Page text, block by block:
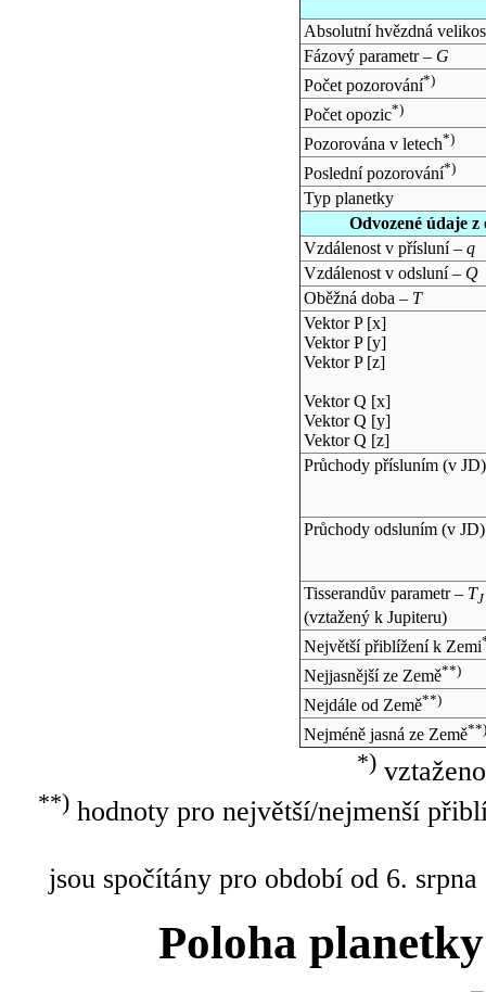
Absolutní hvězdná
Fázový parametr – G
Počet pozorování*)
Počet opozic*)
Pozorována v letech*)
Poslední pozorování*)
Typ planetky
Odvozené údaje
Vzdálenost v přísluní – q
Vzdálenost v odsluní – Q
Oběžná doba – T
Vektor P [x]
Vektor P [y]
Vektor P [z]
Vektor Q [x]
Vektor Q [y]
Vektor Q [z]
Průchody přísluním (v JD)
Průchody odsluním (v JD)
Tisserandův parametr – TJ
(vztažený k Jupiteru)
Největší přiblížení k Zemi
Nejjasnější ze Země**)
Nejdále od Země**)
Nejméně jasná ze Země**)
*)
**)hodnoty pro největší/nejmenší
jsou spočítány pro období od 6.
Poloha